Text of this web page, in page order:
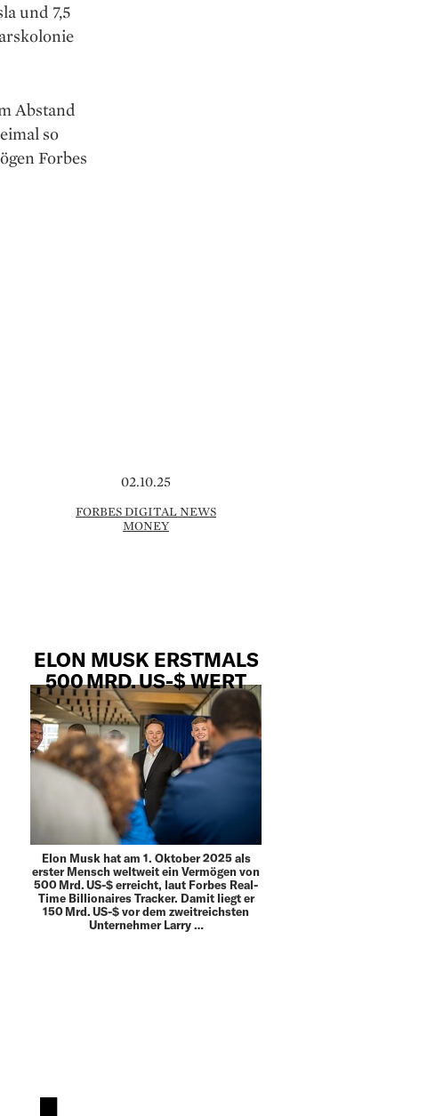
und 7,5
Abstand
so
Forbes
02.10.25
FORBES DIGITAL NEWS
MONEY
ELON MUSK ERSTMALS
500 MRD. US-$ WERT
Elon Musk hat am 1. Oktober 2025 als
erster Mensch weltweit ein Vermögen von
500 Mrd. US-$ erreicht, laut Forbes Real-
Time Billionaires Tracker. Damit liegt er
150 Mrd. US-$ vor dem zweitreichsten
Unternehmer Larry …